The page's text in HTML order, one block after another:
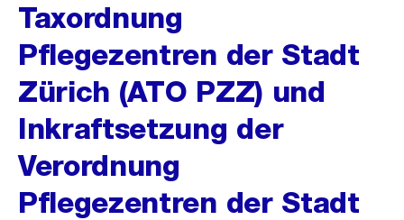
Taxordnung
Pflegezentren der Stadt
Zürich (ATO PZZ) und
Inkraftsetzung der
Verordnung
Pflegezentren der Stadt